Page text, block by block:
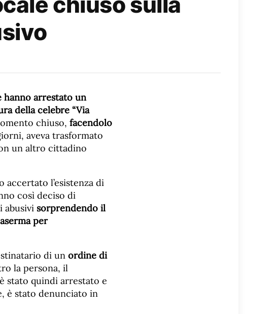
hanno arrestato un
della celebre “Via
chiuso, facendolo
aveva trasformato
un altro cittadino
accertato l’esistenza di
così deciso di
abusivi sorprendendo il
per
di un ordine di
la persona, il
stato quindi arrestato e
è stato denunciato in